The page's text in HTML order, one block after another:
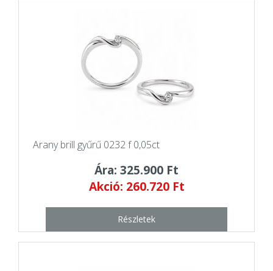
Arany brill gyűrű 0232 f 0,05ct
Ára: 325.900 Ft
Akció: 260.720 Ft
Részletek